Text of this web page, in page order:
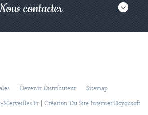
contacter
Devenir Distributeur
Sitemap
Merveilles.fr
Création Du Site Internet Doyousoft